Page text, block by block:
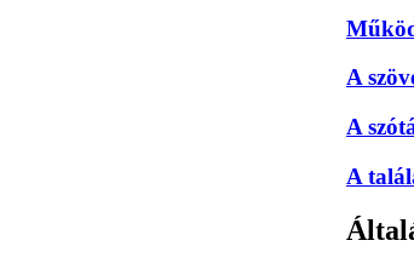
A
A
A